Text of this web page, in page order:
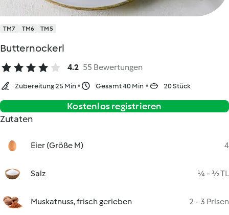
TM7 TM6 TM5
Butternockerl
4.2 55 Bewertungen
Zubereitung 25 Min Gesamt 40 Min 20 Stück
Kostenlos registrieren
Zutaten
Eier (Größe M) 4
Salz ¼ - ½ TL
Muskatnuss, frisch gerieben 2 - 3 Prisen